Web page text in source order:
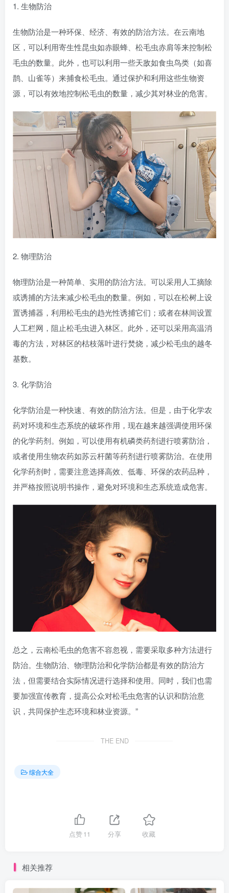
1. 生物防治
生物防治是一种环保、经济、有效的防治方法。在云南地
区，可以利用寄生性昆虫如赤眼蜂、松毛虫赤肩等来控制松
毛虫的数量。此外，也可以利用一些天敌如食虫鸟类（如喜
鹊、山雀等）来捕食松毛虫。通过保护和利用这些生物资
源，可以有效地控制松毛虫的数量，减少其对林业的危害。
2. 物理防治
物理防治是一种简单、实用的防治方法。可以采用人工摘除
或诱捕的方法来减少松毛虫的数量。例如，可以在松树上设
置诱捕器，利用松毛虫的趋光性诱捕它们；或者在林间设置
人工栏网，阻止松毛虫进入林区。此外，还可以采用高温消
毒的方法，对林区的枯枝落叶进行焚烧，减少松毛虫的越冬
基数。
3. 化学防治
化学防治是一种快速、有效的防治方法。但是，由于化学农
药对环境和生态系统的破坏作用，现在越来越强调使用环保
的化学药剂。例如，可以使用有机磷类药剂进行喷雾防治，
或者使用生物农药如苏云杆菌等药剂进行喷雾防治。在使用
化学药剂时，需要注意选择高效、低毒、环保的农药品种，
并严格按照说明书操作，避免对环境和生态系统造成危害。
总之，云南松毛虫的危害不容忽视，需要采取多种方法进行
防治。生物防治、物理防治和化学防治都是有效的防治方
法，但需要结合实际情况进行选择和使用。同时，我们也需
要加强宣传教育，提高公众对松毛虫危害的认识和防治意
识，共同保护生态环境和林业资源。”
THE END
综合大全
点赞11 分享 收藏
相关推荐